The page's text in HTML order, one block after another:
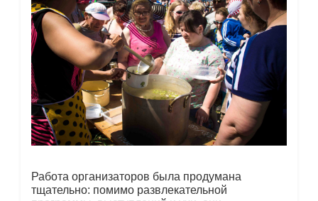
Работа организаторов была продумана
тщательно: помимо развлекательной